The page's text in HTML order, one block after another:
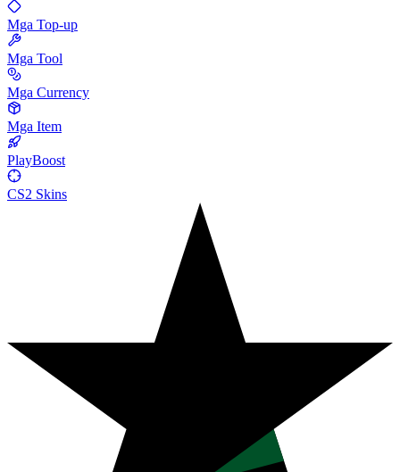
Mga Top-up
Mga Tool
Mga Currency
Mga Item
PlayBoost
CS2 Skins